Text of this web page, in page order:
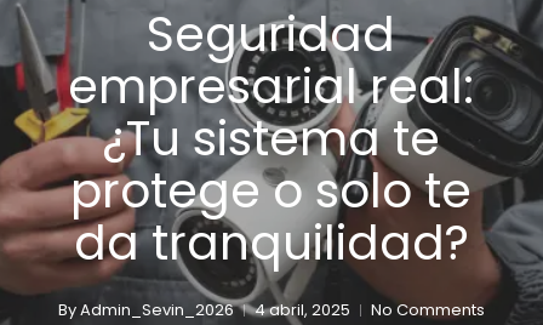
Seguridad
empresarial real:
¿Tu sistema te
protege o solo te
da tranquilidad?
ByAdmin_Sevin_2026 4 abril, 2025 No Comments